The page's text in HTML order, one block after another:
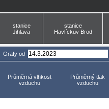
stanice
Jihlava
stanice
Havlíckuv Brod
Grafy od
Průměrná vlhkost
vzduchu
Průměrný tlak
vzduchu